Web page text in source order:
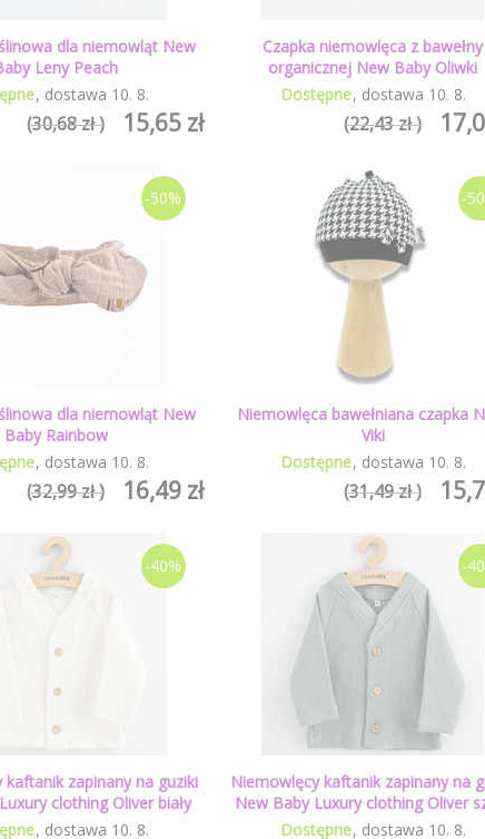
dla niemowląt New
Leny Peach
dostawa 10. 8.
15,65 zł
(30,68 zł )
Czapka niemowlęca z bawełny
organicznej New Baby Oliwki
Dostępne dostawa 10. 8.
(22,43 zł )
-50%
dla niemowląt New
Baby Rainbow
dostawa 10. 8.
16,49 zł
(32,99 zł )
-
Niemowlęca bawełniana czapka
Viki
Dostępne dostawa 10. 8.
(31,49 zł )
-40%
kaftanik zapinany na guziki
clothing Oliver biały
dostawa 10. 8.
-
Niemowlęcy kaftanik zapinany na
New Baby Luxury clothing Oliver
Dostępne dostawa 10. 8.